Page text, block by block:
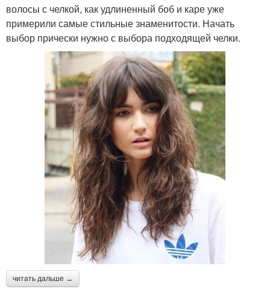
волосы с челкой, как удлиненный боб и каре уже
примерили самые стильные знаменитости. Начать
выбор прически нужно с выбора подходящей челки.
читать дальше →